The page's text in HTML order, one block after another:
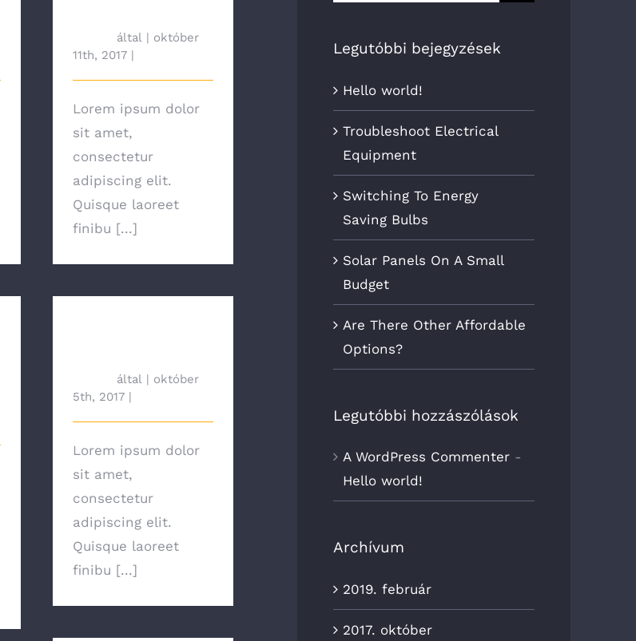
által | október
11th, 2017 |
Lorem ipsum dolor
sit amet,
consectetur
adipiscing elit.
Quisque laoreet
finibu [...]
által | október
5th, 2017 |
Lorem ipsum dolor
sit amet,
consectetur
adipiscing elit.
Quisque laoreet
finibu [...]
Legutóbbi bejegyzések
Hello world!
Troubleshoot Electrical
Equipment
Switching To Energy
Saving Bulbs
Solar Panels On A Small
Budget
Are There Other Affordable
Options?
Legutóbbi hozzászólások
A WordPress Commenter-
Hello world!
Archívum
2019. február
2017. október